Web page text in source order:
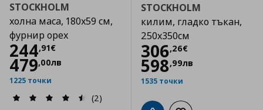
STOCKHOLM
холна маса, 180x59 см,
фурнир орех
244,91€
Цена
479,00лв
1225 точки
(2)
STOCKHOLM
килим, гладко тъкан,
250x350см
306,26€
Цена
598,99лв
1535 точки